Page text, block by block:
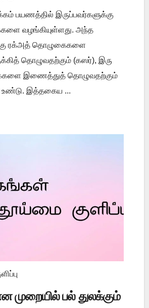
பயணத்தில் இருப்பவர்களுக்கு
வழங்கியுள்ளது. அந்த
ரக்அத் தொழுகைகளை
தொழுவதற்கும் (கஸர்), இரு
இணைத்துத் தொழுவதற்கும்
உண்டு. இத்தகைய ...
முறையில் பல் துலக்கும்